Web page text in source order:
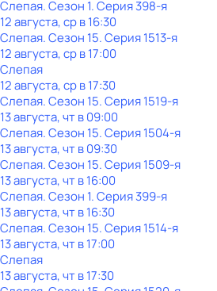
Слепая. Сезон 1. Серия 398-я
12 августа, ср в 16:30
Слепая. Сезон 15. Серия 1513-я
12 августа, ср в 17:00
Слепая
12 августа, ср в 17:30
Слепая. Сезон 15. Серия 1519-я
13 августа, чт в 09:00
Слепая. Сезон 15. Серия 1504-я
13 августа, чт в 09:30
Слепая. Сезон 15. Серия 1509-я
13 августа, чт в 16:00
Слепая. Сезон 1. Серия 399-я
13 августа, чт в 16:30
Слепая. Сезон 15. Серия 1514-я
13 августа, чт в 17:00
Слепая
13 августа, чт в 17:30